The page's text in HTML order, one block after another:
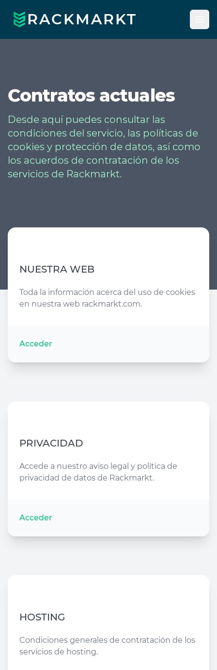
Rackmarkt
RACKMARKT
Contratos actuales
Desde aquí puedes consultar las
condiciones del servicio, las políticas de
cookies y protección de datos, así como
los acuerdos de contratación de los
servicios de Rackmarkt.
NUESTRA WEB
Toda la información acerca del uso de cookies
en nuestra web rackmarkt.com.
Acceder
PRIVACIDAD
Accede a nuestro aviso legal y política de
privacidad de datos de Rackmarkt.
Acceder
HOSTING
Condiciones generales de contratación de los
servicios de hosting.